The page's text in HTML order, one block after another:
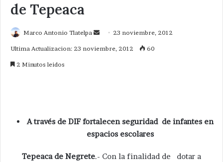
de Tepeaca
Marco Antonio Tlatelpa
Send 23 noviembre, 2012
Ultima Actualizacion: 23 noviembre, 2012 60
2 Minutos leidos
A través de DIF fortalecen seguridad de infantes en
espacios escolares
Tepeaca de Negrete.- Con la finalidad de dotar a